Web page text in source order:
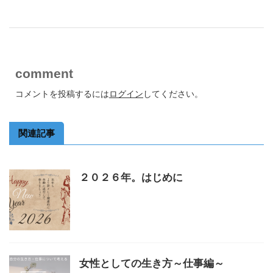
comment
コメントを投稿するにはログイン してください。
関連記事
２０２６年。はじめに
女性としての生き方～仕事編～